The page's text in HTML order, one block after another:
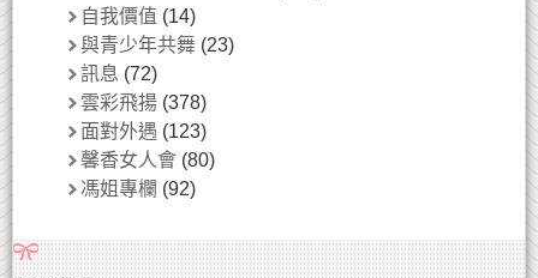
自我價值 (14)
與青少年共舞 (23)
訊息 (72)
雲彩飛揚 (378)
面對外遇 (123)
馨香女人會 (80)
馮姐專欄 (92)